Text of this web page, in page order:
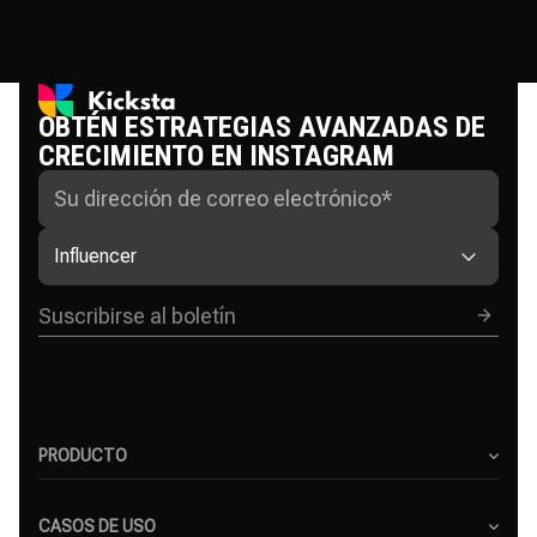
OBTÉN ESTRATEGIAS AVANZADAS DE
CRECIMIENTO EN INSTAGRAM
Influencer
PRODUCTO
Preguntas frecuentes
CASOS DE USO